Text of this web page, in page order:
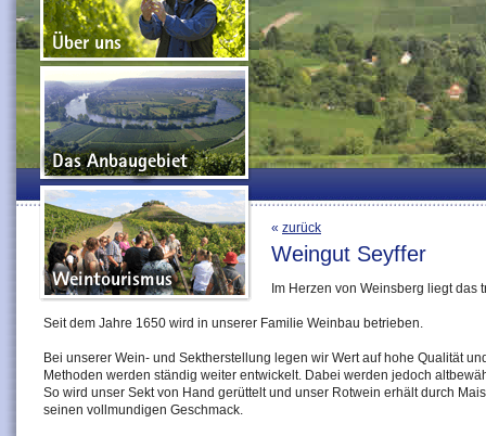
« zurück
Weingut Seyffer
Im Herzen von Weinsberg liegt das
Seit dem Jahre 1650 wird in unserer Familie Weinbau betrieben.
Bei unserer Wein- und Sektherstellung legen wir Wert auf hohe Qualität
Methoden werden ständig weiter entwickelt. Dabei werden jedoch
So wird unser Sekt von Hand gerüttelt und unser Rotwein erhält durch
seinen vollmundigen Geschmack.